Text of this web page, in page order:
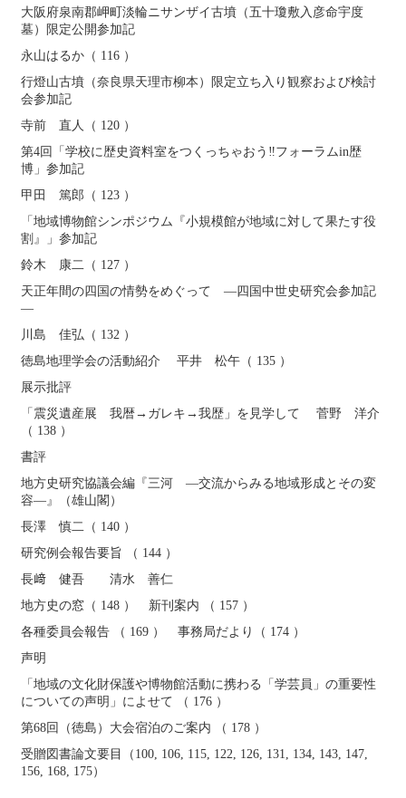
大阪府泉南郡岬町淡輪ニサンザイ古墳（五十瓊敷入彦命宇度
墓）限定公開参加記
永山はるか（ 116 ）
行燈山古墳（奈良県天理市柳本）限定立ち入り観察および検討
会参加記
寺前 直人（ 120 ）
第4回「学校に歴史資料室をつくっちゃおう‼フォーラムin歴
博」参加記
甲田 篤郎（ 123 ）
「地域博物館シンポジウム『小規模館が地域に対して果たす役
割』」参加記
鈴木 康二（ 127 ）
天正年間の四国の情勢をめぐって ―四国中世史研究会参加記
―
川島 佳弘（ 132 ）
徳島地理学会の活動紹介 平井 松午（ 135 ）
展示批評
「震災遺産展 我暦→ガレキ→我歴」を見学して 菅野 洋介
（ 138 ）
書評
地方史研究協議会編『三河 ―交流からみる地域形成とその変
容―』（雄山閣）
長澤 慎二（ 140 ）
研究例会報告要旨 （ 144 ）
長﨑 健吾 清水 善仁
地方史の窓（ 148 ） 新刊案内 （ 157 ）
各種委員会報告 （ 169 ） 事務局だより（ 174 ）
声明
「地域の文化財保護や博物館活動に携わる「学芸員」の重要性
についての声明」によせて （ 176 ）
第68回（徳島）大会宿泊のご案内 （ 178 ）
受贈図書論文要目（100, 106, 115, 122, 126, 131, 134, 143, 147,
156, 168, 175）